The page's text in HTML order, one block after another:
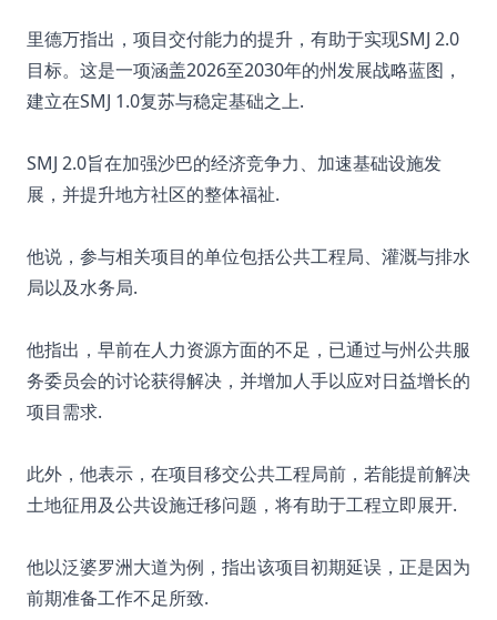
里德万指出，项目交付能力的提升，有助于实现SMJ 2.0
目标。这是一项涵盖2026至2030年的州发展战略蓝图，
建立在SMJ 1.0复苏与稳定基础之上.
SMJ 2.0旨在加强沙巴的经济竞争力、加速基础设施发
展，并提升地方社区的整体福祉.
他说，参与相关项目的单位包括公共工程局、灌溉与排水
局以及水务局.
他指出，早前在人力资源方面的不足，已通过与州公共服
务委员会的讨论获得解决，并增加人手以应对日益增长的
项目需求.
此外，他表示，在项目移交公共工程局前，若能提前解决
土地征用及公共设施迁移问题，将有助于工程立即展开.
他以泛婆罗洲大道为例，指出该项目初期延误，正是因为
前期准备工作不足所致.